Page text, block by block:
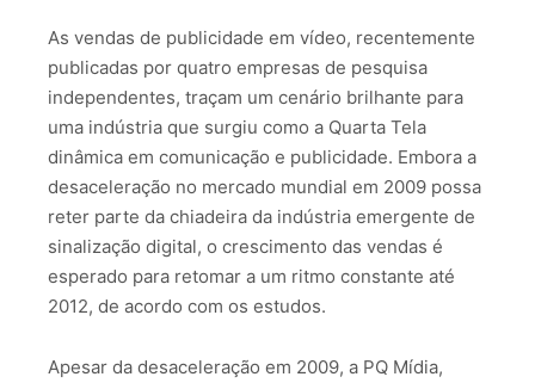
As vendas de publicidade em vídeo, recentemente
publicadas por quatro empresas de pesquisa
independentes, traçam um cenário brilhante para
uma indústria que surgiu como a Quarta Tela
dinâmica em comunicação e publicidade. Embora a
desaceleração no mercado mundial em 2009 possa
reter parte da chiadeira da indústria emergente de
sinalização digital, o crescimento das vendas é
esperado para retomar a um ritmo constante até
2012, de acordo com os estudos.
Apesar da desaceleração em 2009, a PQ Mídia,